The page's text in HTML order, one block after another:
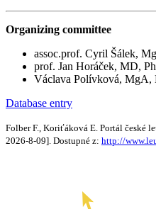
Organizing committee
assoc.prof. Cyril Šálek,
prof. Jan Horáček, MD,
Václava Polívková, MgA,
Database entry
Folber F., Koriťáková E. Portál české
2026-8-09]. Dostupné z: http://